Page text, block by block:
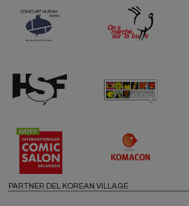
PARTNER DEL KOREAN VILLAGE